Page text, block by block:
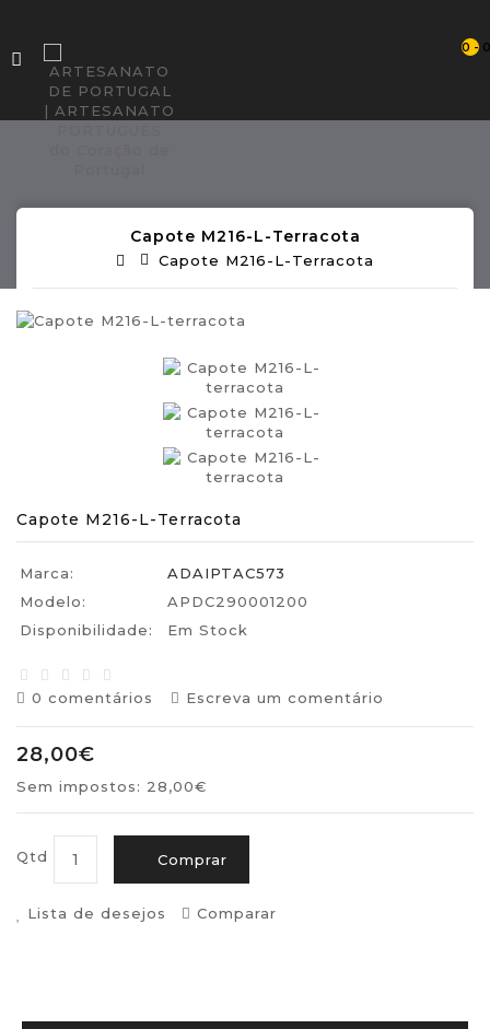
0 -
Capote M216-L-Terracota
Capote M216-L-Terracota
Capote M216-L-Terracota
Marca:
ADAIPTAC573
Modelo:
APDC290001200
Disponibilidade:
Em Stock
0 comentários Escreva um comentário
28,00€
Sem impostos: 28,00€
Qtd Comprar
Lista de desejos Comparar